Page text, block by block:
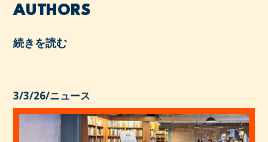
AUTHORS
続きを読む
3/3/26/ニュース